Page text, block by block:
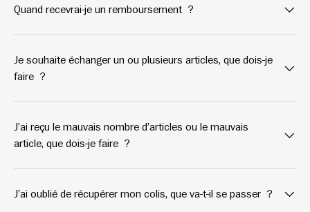
Quand recevrai-je un remboursement ?
Je souhaite échanger un ou plusieurs articles, que dois-je
faire ?
J’ai reçu le mauvais nombre d’articles ou le mauvais
article, que dois-je faire ?
J’ai oublié de récupérer mon colis, que va-t-il se passer ?